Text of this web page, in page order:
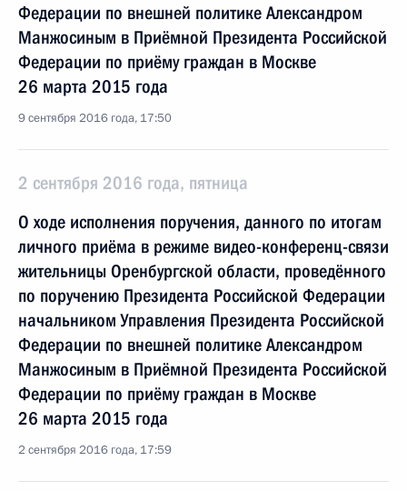
Федерации по внешней политике Александром
Манжосиным в Приёмной Президента Российской
Федерации по приёму граждан в Москве
26 марта 2015 года
9 сентября 2016 года, 17:50
2 сентября 2016 года, пятница
О ходе исполнения поручения, данного по итогам
личного приёма в режиме видео-конференц-связи
жительницы Оренбургской области, проведённого
по поручению Президента Российской Федерации
начальником Управления Президента Российской
Федерации по внешней политике Александром
Манжосиным в Приёмной Президента Российской
Федерации по приёму граждан в Москве
26 марта 2015 года
2 сентября 2016 года, 17:59